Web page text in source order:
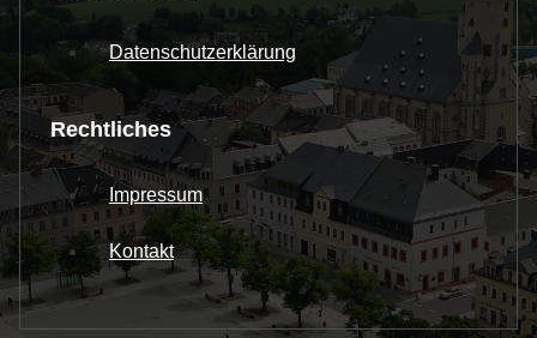
Datenschutzerklärung
Rechtliches
Impressum
Kontakt